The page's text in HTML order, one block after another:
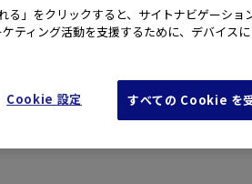
M.ZUIKO DIGITAL ED 90mm F3.5
ズ｜交換レンズ｜製品・オンラインストア
る」をクリックすると、サイトナビゲーシ
ティング活動を支援するために、デバイス
Cookie 設定 すべての Cookie を